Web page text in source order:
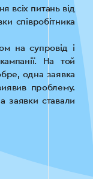
всіх питань від
співробітника
на супровід і
На той
одна заявка
проблему.
заявки ставали